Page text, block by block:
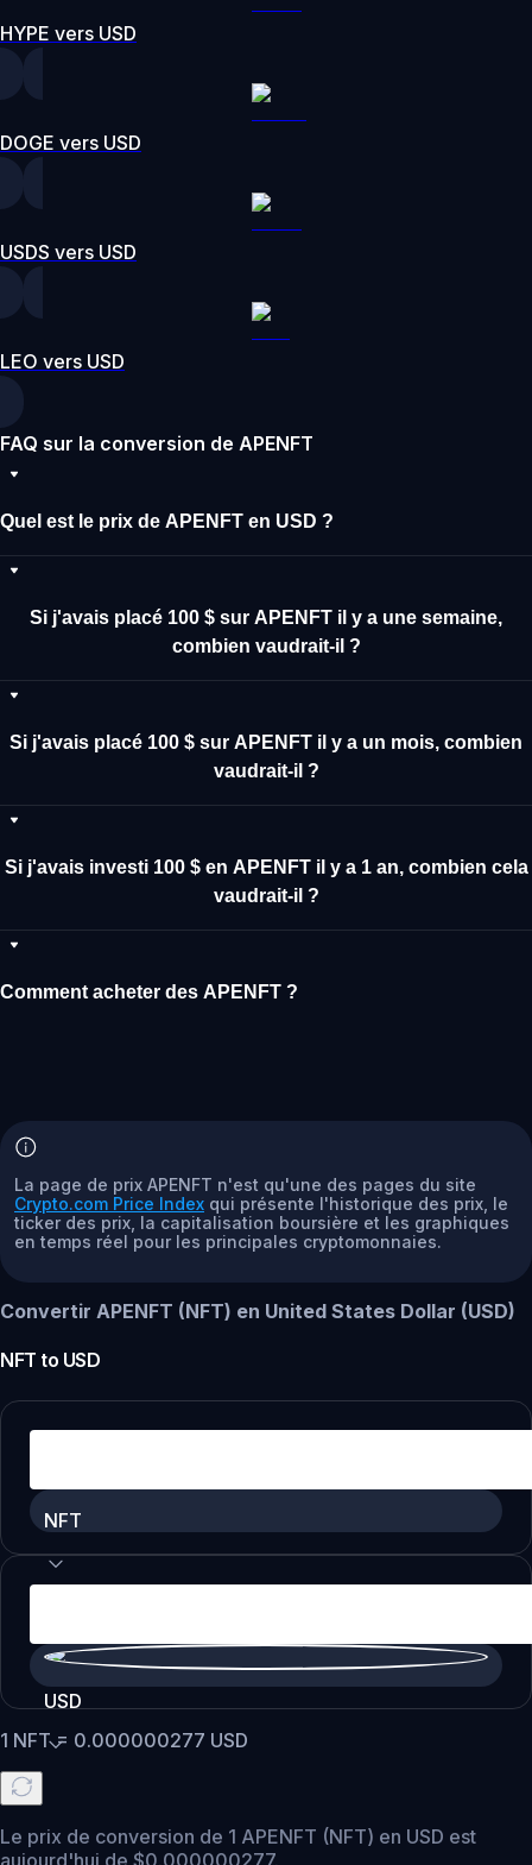
HYPE vers USD
DOGE vers USD
USDS vers USD
LEO vers USD
FAQ sur la conversion de APENFT
Quel est le prix de APENFT en USD ?
Si j'avais placé 100 $ sur APENFT il y a une semaine,
combien vaudrait-il ?
Si j'avais placé 100 $ sur APENFT il y a un mois, combien
vaudrait-il ?
Si j'avais investi 100 $ en APENFT il y a 1 an, combien cela
vaudrait-il ?
Comment acheter des APENFT ?
La page de prix APENFT n'est qu'une des pages du site
Crypto.com Price Index qui présente l'historique des prix, le
ticker des prix, la capitalisation boursière et les graphiques
en temps réel pour les principales cryptomonnaies.
Convertir APENFT (NFT) en United States Dollar (USD)
NFT to USD
NFT
USD
1 NFT= 0.000000277 USD
Le prix de conversion de 1 APENFT (NFT) en USD est
aujourd'hui de $0.000000277.